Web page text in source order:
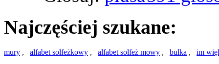
Najczęściej szukane:
mury , alfabet solfeżkowy , alfabet solfeż mowy , bułka , im